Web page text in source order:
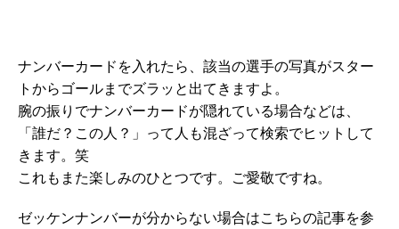
ナンバーカードを入れたら、該当の選手の写真がスター
トからゴールまでズラッと出てきますよ。
腕の振りでナンバーカードが隠れている場合などは、
「誰だ？この人？」って人も混ざって検索でヒットして
きます。笑
これもまた楽しみのひとつです。ご愛敬ですね。
ゼッケンナンバーが分からない場合はこちらの記事を参